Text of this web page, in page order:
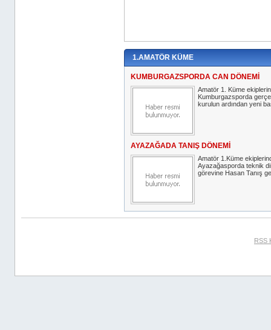
1.AMATÖR KÜME
KUMBURGAZSPORDA CAN DÖNEMİ
Amatör 1. Küme
Kumburgazsporda
kurulun ardından yeni
AYAZAĞADA TANIŞ DÖNEMİ
Amatör 1.Küme
Ayazağasporda teknik
görevine Hasan Tanış
RSS